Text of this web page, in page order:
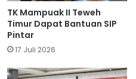
TK Mampuak II Teweh
Timur Dapat Bantuan SIP
Pintar
17 Juli 2026